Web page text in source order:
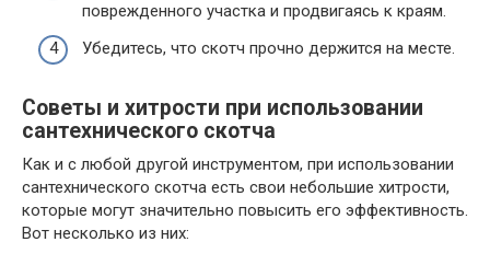
поврежденного участка и продвигаясь к краям.
Убедитесь, что скотч прочно держится на месте.
Советы и хитрости при использовании
сантехнического скотча
Как и с любой другой инструментом, при использовании
сантехнического скотча есть свои небольшие хитрости,
которые могут значительно повысить его эффективность.
Вот несколько из них: